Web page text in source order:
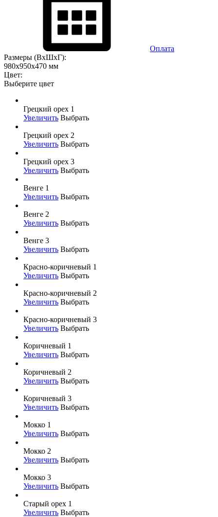
Оплата
Размеры (ВхШхГ):
980x950x470 мм
Цвет:
Выберите цвет
Грецкий орех 1
Увеличить Выбрать
Грецкий орех 2
Увеличить Выбрать
Грецкий орех 3
Увеличить Выбрать
Венге 1
Увеличить Выбрать
Венге 2
Увеличить Выбрать
Венге 3
Увеличить Выбрать
Красно-коричневый 1
Увеличить Выбрать
Красно-коричневый 2
Увеличить Выбрать
Красно-коричневый 3
Увеличить Выбрать
Коричневый 1
Увеличить Выбрать
Коричневый 2
Увеличить Выбрать
Коричневый 3
Увеличить Выбрать
Мокко 1
Увеличить Выбрать
Мокко 2
Увеличить Выбрать
Мокко 3
Увеличить Выбрать
Старый орех 1
Увеличить Выбрать